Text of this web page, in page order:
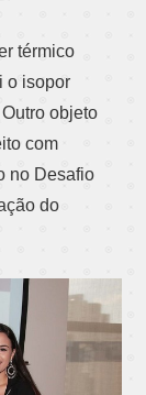
térmico
o isopor
objeto
com
no Desafio
do